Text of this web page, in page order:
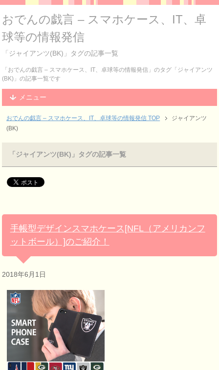
おでんの戯言 – スマホケース、IT、卓
球等の情報発信
「ジャイアンツ(BK)」タグの記事一覧
「おでんの戯言 – スマホケース、IT、卓球等の情報発信」のタグ「ジャイアンツ
(BK)」の記事一覧です
メニュー
おでんの戯言 – スマホケース、IT、卓球等の情報発信 TOP
ジャイアンツ
(BK)
「ジャイアンツ(BK)」タグの記事一覧
手帳型デザインスマホケース[NFL（アメリカンフ
ットボール）]のご紹介！
2018年6月1日